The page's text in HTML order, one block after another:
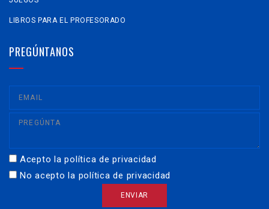
LIBROS PARA EL PROFESORADO
PREGÚNTANOS
Acepto la política de privacidad
No acepto la política de privacidad